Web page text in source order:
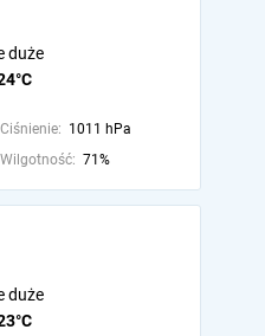
duże
Ciśnienie: 1011 hPa
Wilgotność: 71%
duże